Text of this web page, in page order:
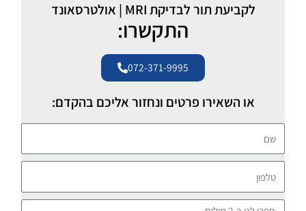
לקביעת תור לבדיקת MRI | אולטרסאונד
התקשרו:
072-371-9995
או השאירו פרטים ונחזור אליכם בהקדם:
טלפון
ספרו